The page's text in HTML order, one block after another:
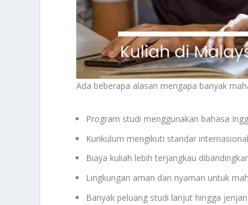
Ada beberapa alasan mengapa banyak
Program studi menggunakan bahasa
Kurikulum mengikuti standar internasional
Biaya kuliah lebih terjangkau
Lingkungan aman dan nyaman untuk
Banyak peluang studi lanjut hingga